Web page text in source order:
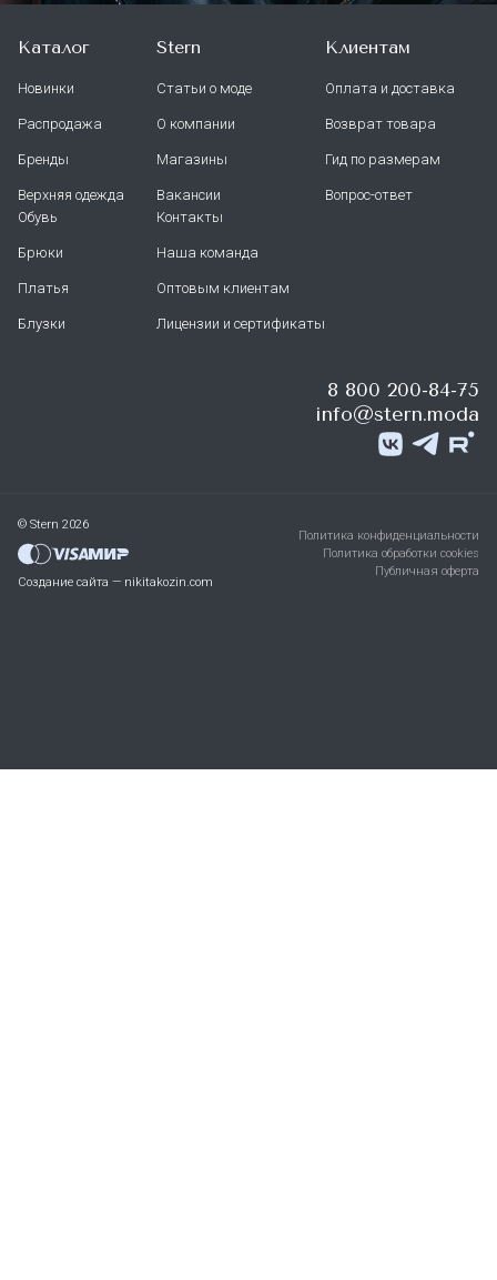
Каталог
Новинки
Распродажа
Бренды
Верхняя одежда
Обувь
Брюки
Платья
Блузки
Stern
Статьи о моде
О компании
Магазины
Вакансии
Контакты
Наша команда
Оптовым клиентам
Лицензии и сертификаты
Клиентам
Оплата и доставка
Возврат товара
Гид по размерам
Вопрос-ответ
8 800 200-84-75
info@stern.moda
© Stern 2026
Создание сайта — nikitakozin.com
Политика конфиденциальности
Политика обработки cookies
Публичная оферта